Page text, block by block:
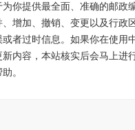
你提供最全面、准确的邮政
增加、撤销、变更以及行政
者过时信息。如果你在使用
内容，本站核实后会马上进
。